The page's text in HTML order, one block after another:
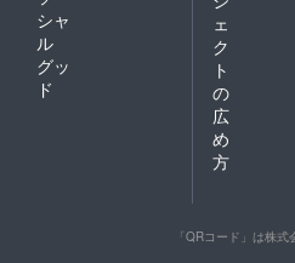
シャ
ル
グッ
ド
ェ
ク
ト
の
広
め
方
「QRコード」は株